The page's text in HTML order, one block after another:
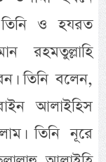
তিনি ও হযরত
রহমতুল্লাহি
তিনি বলেন,
আলাইহিস
তিনি নূরে